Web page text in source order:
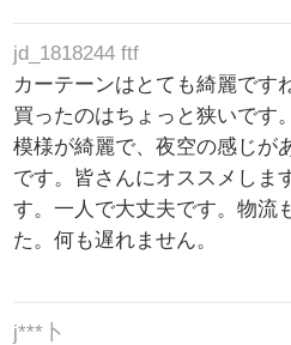
jd_1818244 ftf
カーテーンはとても綺麗です
買ったのはちょっと狭いです
模様が綺麗で、夜空の感じが
です。皆さんにオススメしま
す。一人で大丈夫です。物流
た。何も遅れません。
j***卜